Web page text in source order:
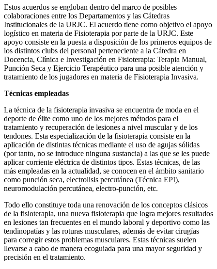
Estos acuerdos se engloban dentro del marco de posibles
colaboraciones entre los Departamentos y las Cátedras
Institucionales de la URJC. El acuerdo tiene como objetivo el apoyo
logístico en materia de Fisioterapia por parte de la URJC. Este
apoyo consiste en la puesta a disposición de los primeros equipos de
los distintos clubs del personal perteneciente a la Cátedra en
Docencia, Clínica e Investigación en Fisioterapia: Terapia Manual,
Punción Seca y Ejercicio Terapéutico para una posible atención y
tratamiento de los jugadores en materia de Fisioterapia Invasiva.
Técnicas empleadas
La técnica de la fisioterapia invasiva se encuentra de moda en el
deporte de élite como uno de los mejores métodos para el
tratamiento y recuperación de lesiones a nivel muscular y de los
tendones. Esta especialización de la fisioterapia consiste en la
aplicación de distintas técnicas mediante el uso de agujas sólidas
(por tanto, no se introduce ninguna sustancia) a las que se les puede
aplicar corriente eléctrica de distintos tipos. Estas técnicas, de las
más empleadas en la actualidad, se conocen en el ámbito sanitario
como punción seca, electrolisis percutánea (Técnica EPI),
neuromodulación percutánea, electro-punción, etc.
Todo ello constituye toda una renovación de los conceptos clásicos
de la fisioterapia, una nueva fisioterapia que logra mejores resultados
en lesiones tan frecuentes en el mundo laboral y deportivo como las
tendinopatías y las roturas musculares, además de evitar cirugías
para corregir estos problemas musculares. Estas técnicas suelen
llevarse a cabo de manera ecoguiada para una mayor seguridad y
precisión en el tratamiento.